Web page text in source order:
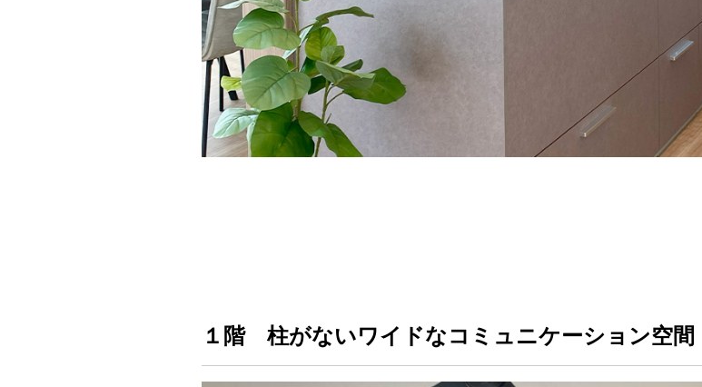
１階 柱がないワイドなコミュニケーション空間